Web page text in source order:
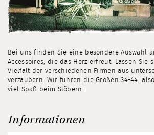
Bei uns finden Sie eine besondere Auswahl
Accessoires, die das Herz erfreut. Lassen Sie
Vielfalt der verschiedenen Firmen aus
verzaubern. Wir führen die Größen 34-44,
viel Spaß beim Stöbern!
Informationen